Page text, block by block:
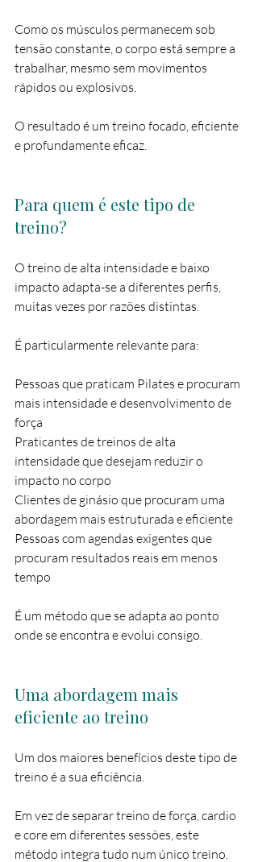
Como os músculos permanecem sob
tensão constante, o corpo está sempre a
trabalhar, mesmo sem movimentos
rápidos ou explosivos.
O resultado é um treino focado, eficiente
e profundamente eficaz.
Para quem é este tipo de
treino?
O treino de alta intensidade e baixo
impacto adapta-se a diferentes perfis,
muitas vezes por razões distintas.
É particularmente relevante para:
Pessoas que praticam Pilates e procuram
mais intensidade e desenvolvimento de
força
Praticantes de treinos de alta
intensidade que desejam reduzir o
impacto no corpo
Clientes de ginásio que procuram uma
abordagem mais estruturada e eficiente
Pessoas com agendas exigentes que
procuram resultados reais em menos
tempo
É um método que se adapta ao ponto
onde se encontra e evolui consigo.
Uma abordagem mais
eficiente ao treino
Um dos maiores benefícios deste tipo de
treino é a sua eficiência.
Em vez de separar treino de força, cardio
e core em diferentes sessões, este
método integra tudo num único treino.